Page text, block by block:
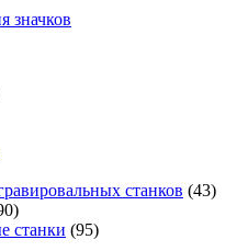
значков
станков (43)
станки (95)